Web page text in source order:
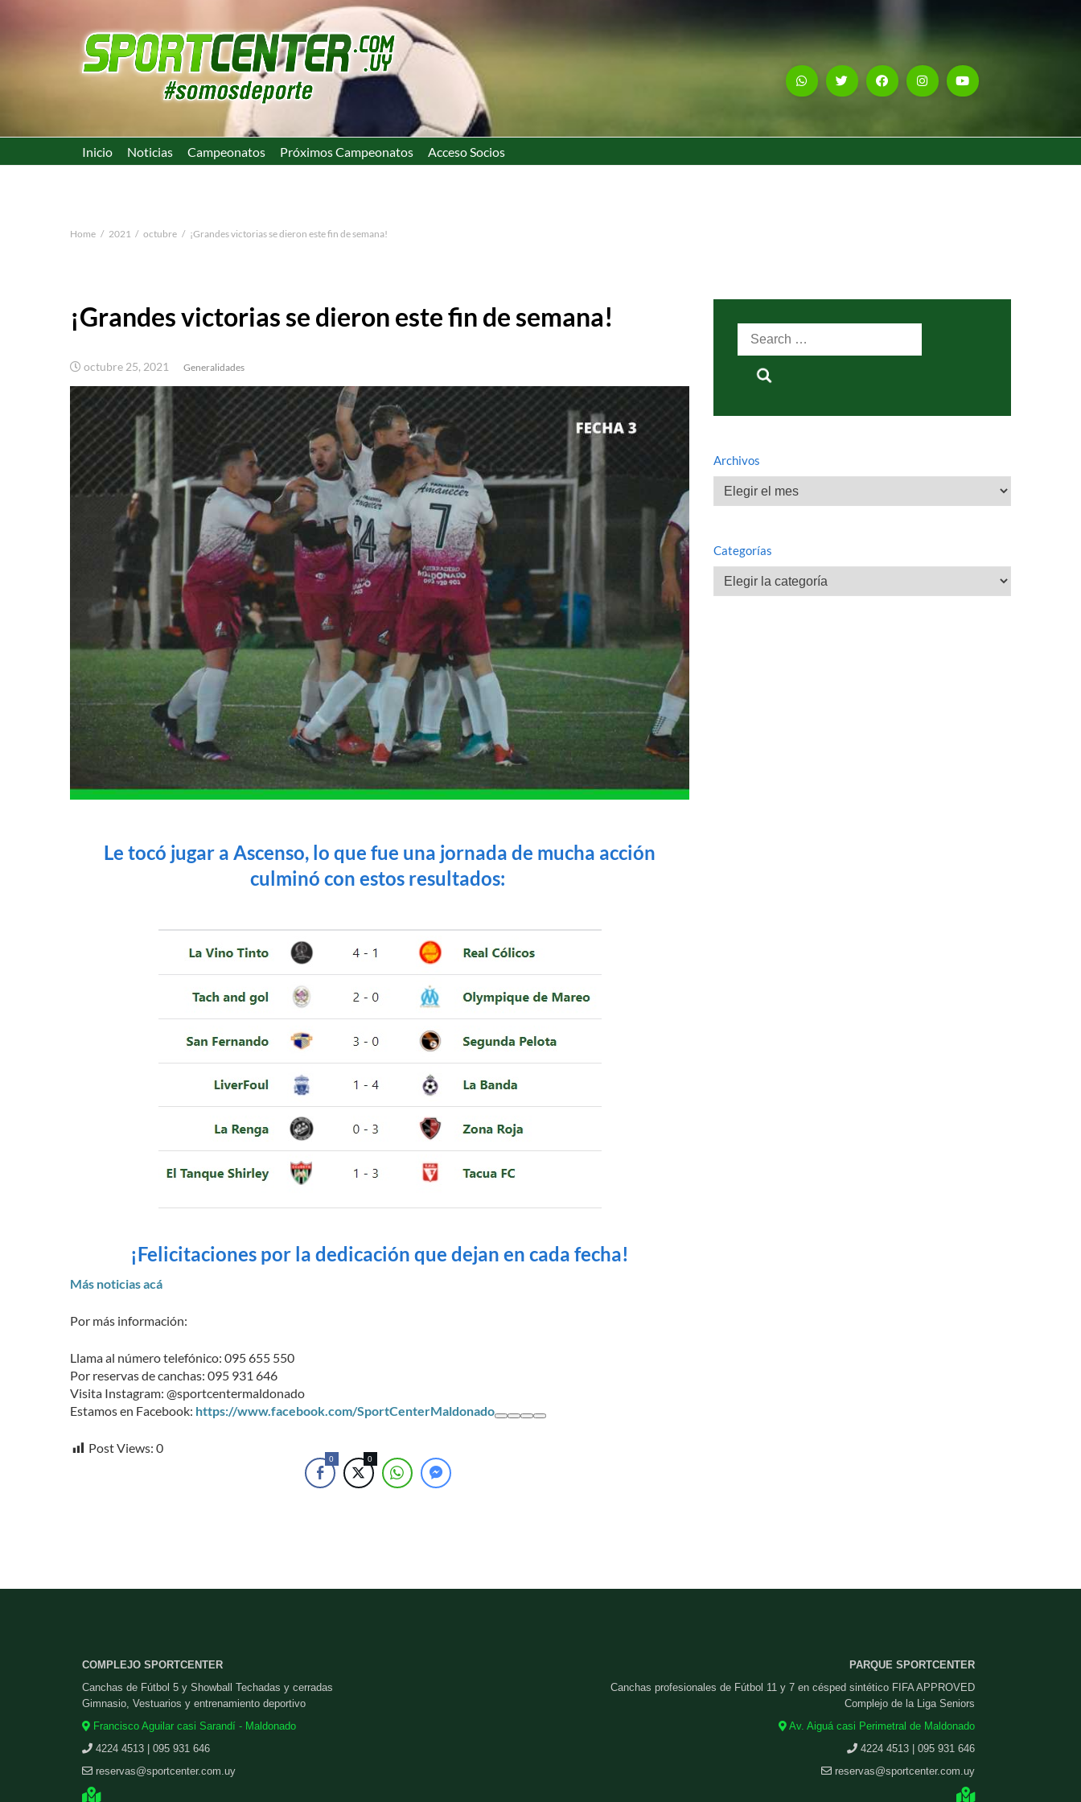
Inicio Noticias Campeonatos Próximos Campeonatos Acceso Socios
Home 2021 octubre ¡Grandes victorias se dieron este fin de semana!
¡Grandes victorias se dieron este fin de semana!
octubre 25, 2021 Generalidades
Le tocó jugar a Ascenso, lo que fue una jornada de mucha acción
culminó con estos resultados:
¡Felicitaciones por la dedicación que dejan en cada fecha!
Más noticias acá
Por más información:
Llama al número telefónico: 095 655 550
Por reservas de canchas: 095 931 646
Visita Instagram: @sportcentermaldonado
Estamos en Facebook: https://www.facebook.com/SportCenterMaldonado
Post Views: 0
0 0
Search
for:
Archivos
Archivos
Categorías
Categorías
COMPLEJO SPORTCENTER
Canchas de Fútbol 5 y Showball Techadas y cerradas
Gimnasio, Vestuarios y entrenamiento deportivo
Francisco Aguilar casi Sarandí - Maldonado
4224 4513 | 095 931 646
reservas@sportcenter.com.uy
PARQUE SPORTCENTER
Canchas profesionales de Fútbol 11 y 7 en césped sintético FIFA APPROVED
Complejo de la Liga Seniors
Av. Aiguá casi Perimetral de Maldonado
4224 4513 | 095 931 646
reservas@sportcenter.com.uy